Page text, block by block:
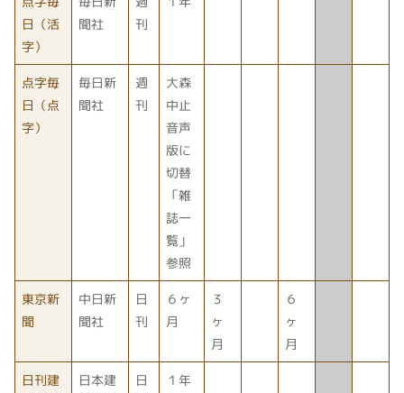
日（活
字）
聞社
刊
点字毎
日（点
字）
毎日新
聞社
週
刊
大森
中止
音声
版に
切替
「雑
誌一
覧」
参照
東京新
聞
中日新
聞社
日
刊
６ヶ
月
３
ヶ
月
６
ヶ
月
日刊建
日本建
日
１年